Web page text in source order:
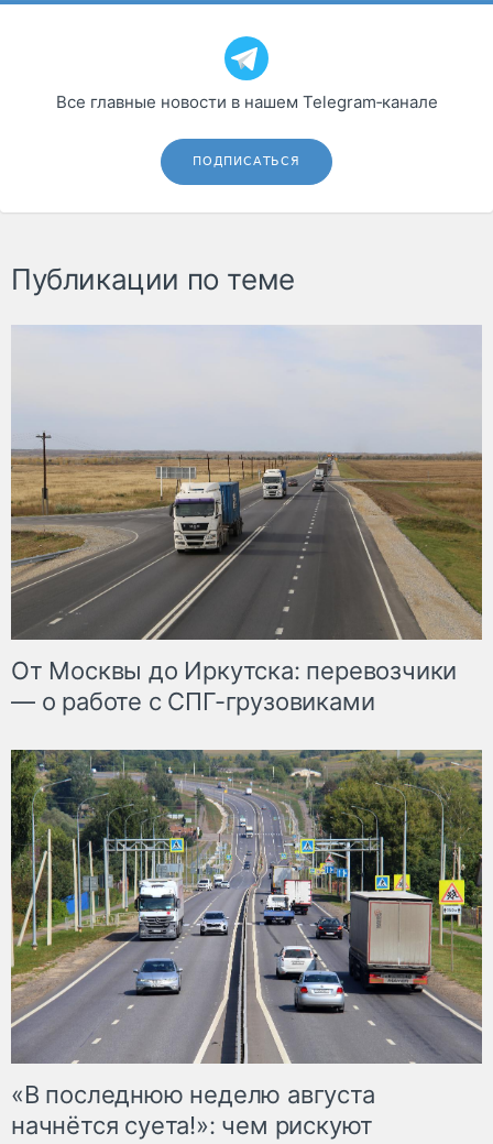
Все главные новости в нашем Telegram‑канале
ПОДПИСАТЬСЯ
Публикации по теме
От Москвы до Иркутска: перевозчики
— о работе с СПГ-грузовиками
«В последнюю неделю августа
начнётся суета!»: чем рискуют